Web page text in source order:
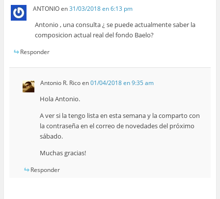
ANTONIOen31/03/2018 en 6:13 pm
Antonio , una consulta ¿ se puede actualmente saber la
composicion actual real del fondo Baelo?
Responder
Antonio R. Ricoen01/04/2018 en 9:35 am
Hola Antonio.
A ver si la tengo lista en esta semana y la comparto con
la contraseña en el correo de novedades del próximo
sábado.
Muchas gracias!
Responder